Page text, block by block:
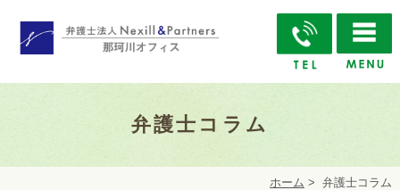
弁護士コラム
ホーム > 弁護士コラム